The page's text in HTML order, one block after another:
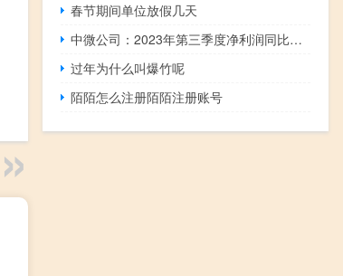
春节期间单位放假几天
中微公司：2023年第三季度净利润同比下降51.76%
过年为什么叫爆竹呢
陌陌怎么注册陌陌注册账号